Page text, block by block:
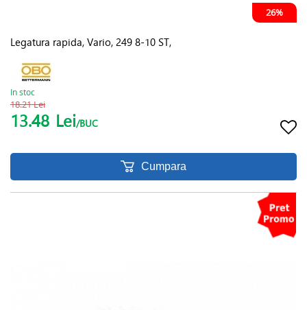
26%
Legatura rapida, Vario, 249 8-10 ST,
In stoc
18.21 Lei
13.48 Lei/BUC
Cumpara